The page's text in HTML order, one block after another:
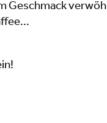
Geschmack